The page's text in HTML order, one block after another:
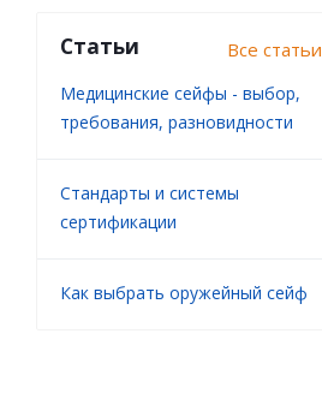
Статьи Все статьи
Медицинские сейфы - выбор,
требования, разновидности
Стандарты и системы
сертификации
Как выбрать оружейный сейф